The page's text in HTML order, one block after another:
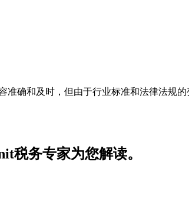
确和及时，但由于行业标准和法律法规
税务专家为您解读。